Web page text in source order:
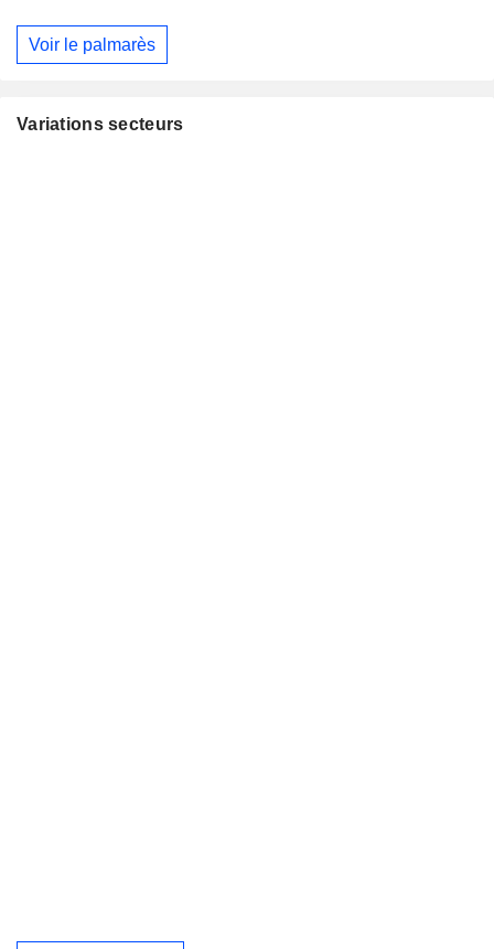
Voir le palmarès
Variations secteurs